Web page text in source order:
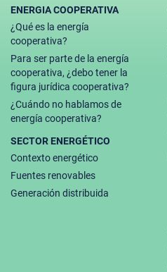
ENERGIA COOPERATIVA
¿Qué es la energía
cooperativa?
Para ser parte de la energía
cooperativa, ¿debo tener la
figura jurídica cooperativa?
¿Cuándo no hablamos de
energía cooperativa?
SECTOR ENERGÉTICO
Contexto energético
Fuentes renovables
Generación distribuida